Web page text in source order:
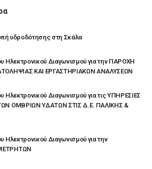
υδροδότησης στη Σκάλα
Ηλεκτρονικού Διαγωνισμού για την ΠΑΡΟΧΗ
ΚΑΙ ΕΡΓΑΣΤΗΡΙΑΚΩΝ ΑΝΑΛΥΣΕΩΝ
Ηλεκτρονικού Διαγωνισμού για τις ΥΠΗΡΕΣΙΕΣ
ΟΜΒΡΙΩΝ ΥΔΑΤΩΝ ΣΤΙΣ Δ.Ε. ΠΑΛΙΚΗΣ &
Ηλεκτρονικού Διαγωνισμού για την